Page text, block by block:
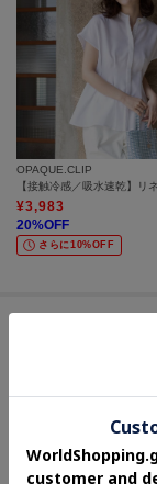
OPAQUE.CLIP
¥3,983
20%OFF
さらに10%OFF